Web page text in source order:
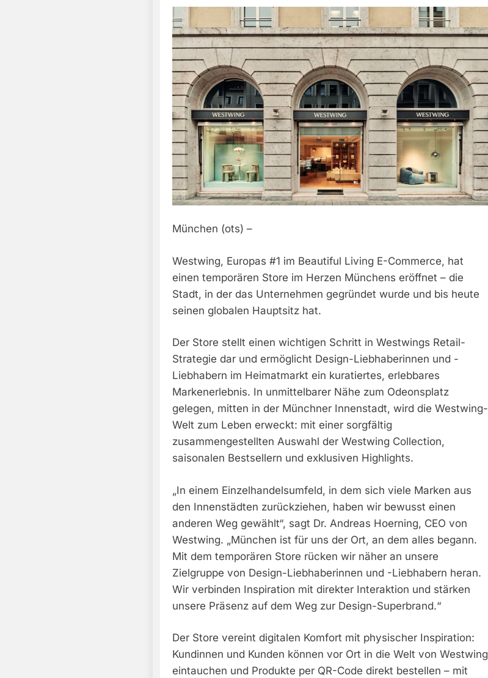
München (ots) –
Westwing, Europas #1 im Beautiful Living E-Commerce, hat
einen temporären Store im Herzen Münchens eröffnet – die
Stadt, in der das Unternehmen gegründet wurde und bis heute
seinen globalen Hauptsitz hat.
Der Store stellt einen wichtigen Schritt in Westwings Retail-
Strategie dar und ermöglicht Design-Liebhaberinnen und -
Liebhabern im Heimatmarkt ein kuratiertes, erlebbares
Markenerlebnis. In unmittelbarer Nähe zum Odeonsplatz
gelegen, mitten in der Münchner Innenstadt, wird die Westwing-
Welt zum Leben erweckt: mit einer sorgfältig
zusammengestellten Auswahl der Westwing Collection,
saisonalen Bestsellern und exklusiven Highlights.
„In einem Einzelhandelsumfeld, in dem sich viele Marken aus
den Innenstädten zurückziehen, haben wir bewusst einen
anderen Weg gewählt“, sagt Dr. Andreas Hoerning, CEO von
Westwing. „München ist für uns der Ort, an dem alles begann.
Mit dem temporären Store rücken wir näher an unsere
Zielgruppe von Design-Liebhaberinnen und -Liebhabern heran.
Wir verbinden Inspiration mit direkter Interaktion und stärken
unsere Präsenz auf dem Weg zur Design-Superbrand.“
Der Store vereint digitalen Komfort mit physischer Inspiration:
Kundinnen und Kunden können vor Ort in die Welt von Westwing
eintauchen und Produkte per QR-Code direkt bestellen – mit